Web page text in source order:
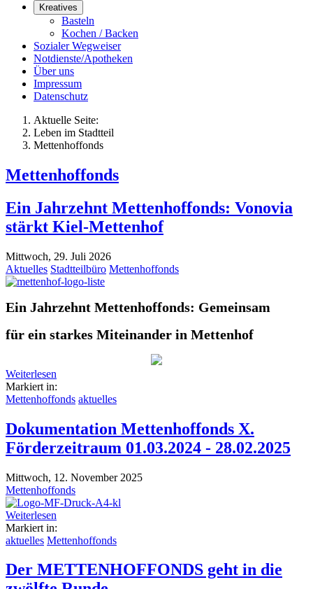
Kreatives
Basteln
Kochen / Backen
Sozialer Wegweiser
Notdienste/Apotheken
Über uns
Impressum
Datenschutz
Aktuelle Seite:
Leben im Stadtteil
Mettenhoffonds
Mettenhoffonds
Ein Jahrzehnt Mettenhoffonds: Vonovia
stärkt Kiel-Mettenhof
Mittwoch, 29. Juli 2026
Aktuelles Stadtteilbüro Mettenhoffonds
Ein Jahrzehnt Mettenhoffonds: Gemeinsam
für ein starkes Miteinander in Mettenhof
Weiterlesen
Markiert in:
Mettenhoffonds aktuelles
Dokumentation Mettenhoffonds X.
Förderzeitraum 01.03.2024 - 28.02.2025
Mittwoch, 12. November 2025
Mettenhoffonds
Weiterlesen
Markiert in:
aktuelles Mettenhoffonds
Der METTENHOFFONDS geht in die